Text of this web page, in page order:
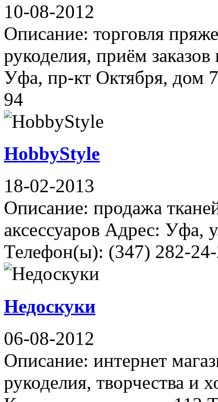
10-08-2012
Описание: торговля
рукоделия, приём
Уфа, пр-кт Октября, дом
94
HobbyStyle
18-02-2013
Описание: продажа
аксессуаров Адрес: Уфа,
Телефон(ы): (347) 282-
Недоскуки
06-08-2012
Описание: интернет
рукоделия, творчества и